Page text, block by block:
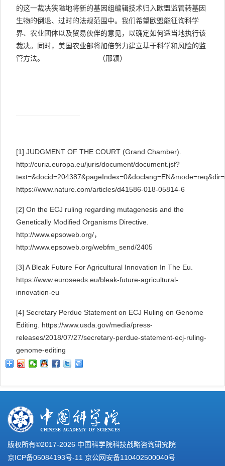
的这一裁决狭隘地将新的基因组编辑技术归入欧盟监管转基因
生物的倒退、过时的法规范围中。我们希望欧盟能征询科学
界、农业团体以及贸易伙伴的意见，以确定如何适当地执行该
裁决。同时，美国农业部将加倍努力建立基于科学和风险的监
管方法。
（邢颖）
[1] JUDGMENT OF THE COURT (Grand Chamber).
http://curia.europa.eu/juris/document/document.jsf?
https://www.nature.com/articles/d41586-018-05814-6
[2] On the ECJ ruling regarding mutagenesis and the
Genetically Modified Organisms Directive.
http://www.epsoweb.org/，
http://www.epsoweb.org/webfm_send/2405
[3] A Bleak Future For Agricultural Innovation In The Eu.
https://www.euroseeds.eu/bleak-future-agricultural-
innovation-eu
[4] Secretary Perdue Statement on ECJ Ruling on Genome
Editing. https://www.usda.gov/media/press-
releases/2018/07/27/secretary-perdue-statement-ecj-ruling-
genome-editing
版权所有©2017-2026 中国科学院科技战略咨询研究院
京ICP备05084193号-11 京公网安备110402500040号